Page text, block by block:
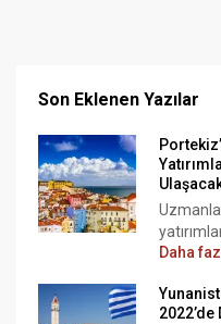
Son Eklenen Yazılar
Daha